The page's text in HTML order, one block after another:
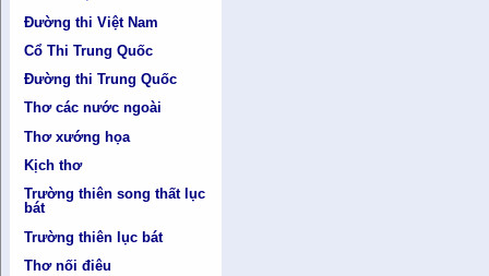
Đường thi Việt Nam
Cổ Thi Trung Quốc
Đường thi Trung Quốc
Thơ các nước ngoài
Thơ xướng họa
Kịch thơ
Trường thiên song thất lục
bát
Trường thiên lục bát
Thơ nối điêu